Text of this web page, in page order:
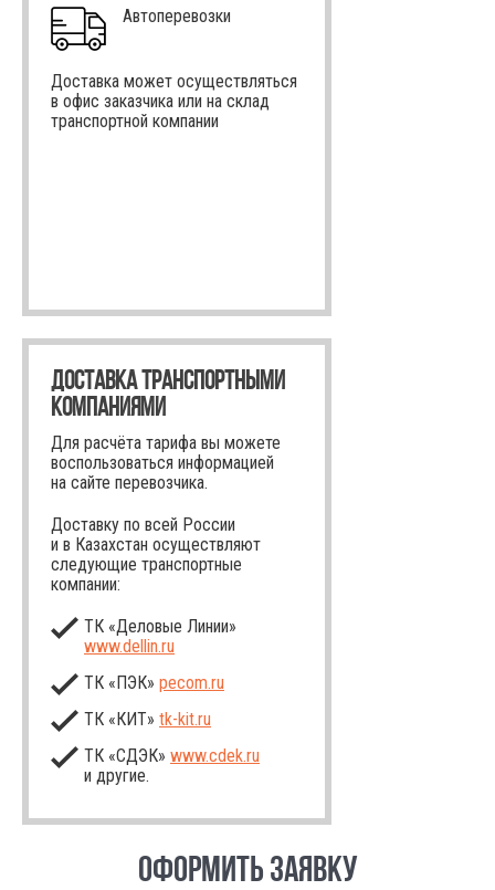
Автоперевозки
Доставка может осуществляться
в офис заказчика или на склад
транспортной компании
ДОСТАВКА ТРАНСПОРТНЫМИ
КОМПАНИЯМИ
Для расчёта тарифа вы можете
воспользоваться информацией
на сайте перевозчика.
Доставку по всей России
и в Казахстан осуществляют
следующие транспортные
компании:
ТК «Деловые Линии»
www.dellin.ru
ТК «ПЭК» pecom.ru
ТК «КИТ» tk-kit.ru
ТК «СДЭК» www.cdek.ru
и другие.
ОФОРМИТЬ ЗАЯВКУ